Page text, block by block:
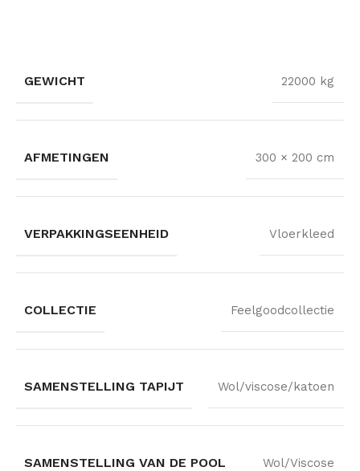
GEWICHT 22000 kg
AFMETINGEN 300 × 200 cm
VERPAKKINGSEENHEID Vloerkleed
COLLECTIE Feelgoodcollectie
SAMENSTELLING TAPIJT Wol/viscose/katoen
SAMENSTELLING VAN DE POOL Wol/Viscose